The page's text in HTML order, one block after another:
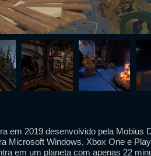
em 2019 desenvolvido pela Mobius
Microsoft Windows, Xbox One e
em um planeta com apenas 22